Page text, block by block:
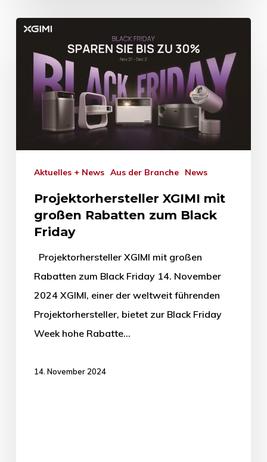
Aktuelles + News Aus der Branche News
Projektorhersteller XGIMI mit
großen Rabatten zum Black
Friday
Projektorhersteller XGIMI mit großen
Rabatten zum Black Friday 14. November
2024 XGIMI, einer der weltweit führenden
Projektorhersteller, bietet zur Black Friday
Week hohe Rabatte…
14. November 2024